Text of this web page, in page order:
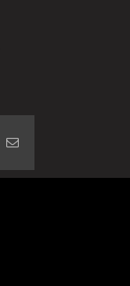
Email